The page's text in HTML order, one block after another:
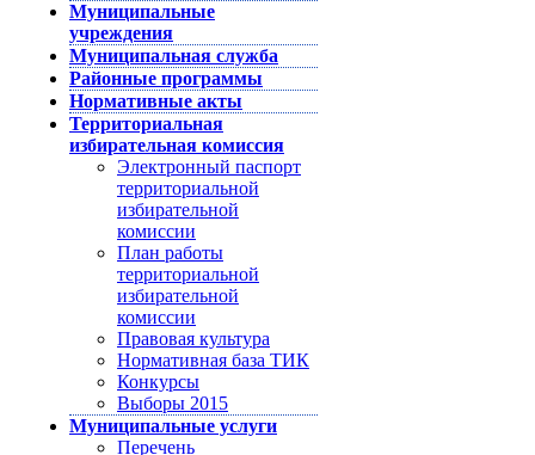
Муниципальные
учреждения
Муниципальная служба
Районные программы
Нормативные акты
Территориальная
избирательная комиссия
Электронный паспорт
территориальной
избирательной
комиссии
План работы
территориальной
избирательной
комиссии
Правовая культура
Нормативная база ТИК
Конкурсы
Выборы 2015
Муниципальные услуги
Перечень